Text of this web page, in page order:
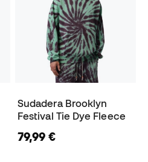
Sudadera Brooklyn
Festival Tie Dye Fleece
79,99 €